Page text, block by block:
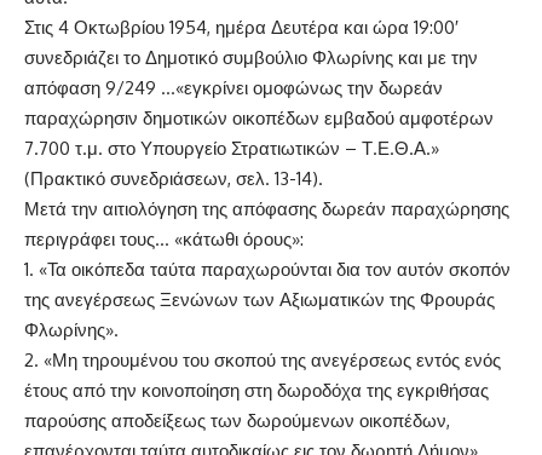
Στις 4 Οκτωβρίου 1954, ημέρα Δευτέρα και ώρα 19:00′
συνεδριάζει το Δημοτικό συμβούλιο Φλωρίνης και με την
απόφαση 9/249 …«εγκρίνει ομοφώνως την δωρεάν
παραχώρησιν δημοτικών οικοπέδων εμβαδού αμφοτέρων
7.700 τ.μ. στο Υπουργείο Στρατιωτικών – Τ.Ε.Θ.Α.»
(Πρακτικό συνεδριάσεων, σελ. 13-14).
Μετά την αιτιολόγηση της απόφασης δωρεάν παραχώρησης
περιγράφει τους… «κάτωθι όρους»:
1. «Τα οικόπεδα ταύτα παραχωρούνται δια τον αυτόν σκοπόν
της ανεγέρσεως Ξενώνων των Αξιωματικών της Φρουράς
Φλωρίνης».
2. «Μη τηρουμένου του σκοπού της ανεγέρσεως εντός ενός
έτους από την κοινοποίηση στη δωροδόχα της εγκριθήσας
παρούσης αποδείξεως των δωρούμενων οικοπέδων,